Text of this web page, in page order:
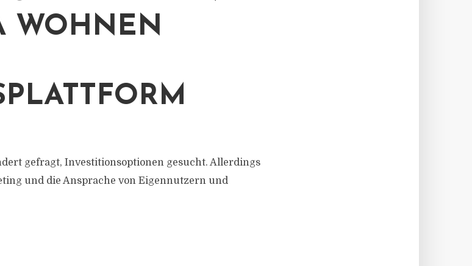
WOHNEN
gefragt, Investitionsoptionen gesucht. Allerdings
und die Ansprache von Eigennutzern und